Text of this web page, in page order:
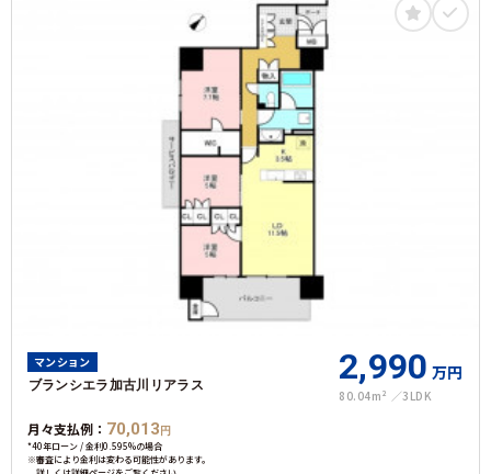
マンション
ブランシエラ加古川リアラス 2,990 万円
80.04m² 3LDK
月々支払例： 70,013 円
*40年ローン / 金利0.595%の場合
※審査により金利は変わる可能性があります。